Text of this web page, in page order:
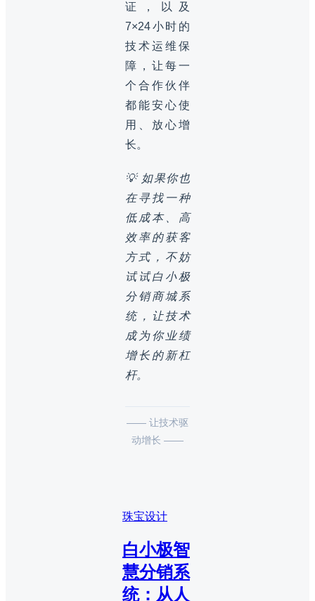
证，以及
7×24小时的
技术运维保
障，让每一
个合作伙伴
都能安心使
用、放心增
长。
💡 如果你也
在寻找一种
低成本、高
效率的获客
方式，不妨
试试白小极
分销商城系
统，让技术
成为你业绩
增长的新杠
杆。
—— 让技术驱
动增长 ——
珠宝设计
白小极智
慧分销系
统：从人